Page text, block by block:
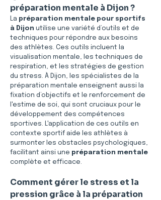
préparation mentale à Dijon ?
La préparation mentale pour sportifs
à Dijon utilise une variété d’outils et de
techniques pour répondre aux besoins
des athlètes. Ces outils incluent la
visualisation mentale, les techniques de
respiration, et les stratégies de gestion
du stress. À Dijon, les spécialistes de la
préparation mentale enseignent aussi la
fixation d’objectifs et le renforcement de
l'estime de soi, qui sont cruciaux pour le
développement des compétences
sportives. L'application de ces outils en
contexte sportif aide les athlètes à
surmonter les obstacles psychologiques,
facilitant ainsi une préparation mentale
complète et efficace.
Comment gérer le stress et la
pression grâce à la préparation